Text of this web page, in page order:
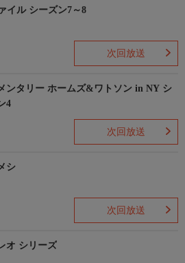
イル シーズン7～8
次回放送
ンタリー ホームズ&ワトソン in NY シ
4
次回放送
シ
次回放送
オ シリーズ